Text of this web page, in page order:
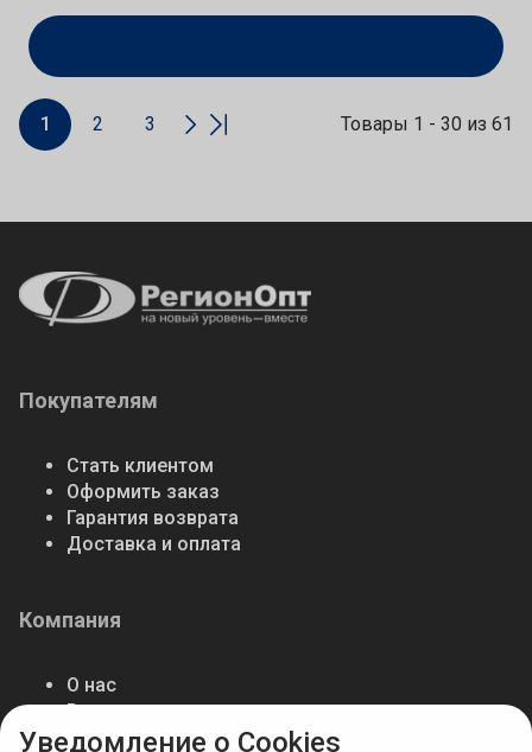
Товары 1 - 30 из 61
1 2 3
Покупателям
Стать клиентом
Оформить заказ
Гарантия возврата
Доставка и оплата
Компания
О нас
Реквизиты
Работа в компании
Уведомление о Cookies